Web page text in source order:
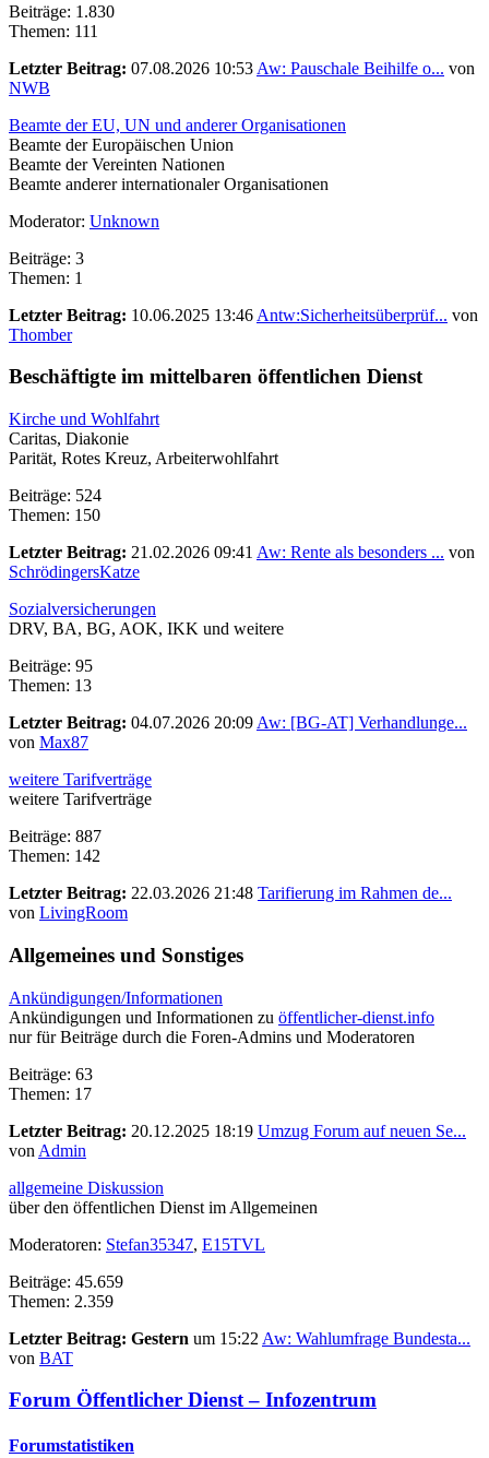
Beiträge: 1.830
Themen: 111
Letzter Beitrag: 07.08.2026 10:53 Aw: Pauschale Beihilfe o... von
NWB
Beamte der EU, UN und anderer Organisationen
Beamte der Europäischen Union
Beamte der Vereinten Nationen
Beamte anderer internationaler Organisationen
Moderator: Unknown
Beiträge: 3
Themen: 1
Letzter Beitrag: 10.06.2025 13:46 Antw:Sicherheitsüberprüf... von
Thomber
Beschäftigte im mittelbaren öffentlichen Dienst
Kirche und Wohlfahrt
Caritas, Diakonie
Parität, Rotes Kreuz, Arbeiterwohlfahrt
Beiträge: 524
Themen: 150
Letzter Beitrag: 21.02.2026 09:41 Aw: Rente als besonders ... von
SchrödingersKatze
Sozialversicherungen
DRV, BA, BG, AOK, IKK und weitere
Beiträge: 95
Themen: 13
Letzter Beitrag: 04.07.2026 20:09 Aw: [BG-AT] Verhandlunge...
von Max87
weitere Tarifverträge
weitere Tarifverträge
Beiträge: 887
Themen: 142
Letzter Beitrag: 22.03.2026 21:48 Tarifierung im Rahmen de...
von LivingRoom
Allgemeines und Sonstiges
Ankündigungen/Informationen
Ankündigungen und Informationen zu öffentlicher-dienst.info
nur für Beiträge durch die Foren-Admins und Moderatoren
Beiträge: 63
Themen: 17
Letzter Beitrag: 20.12.2025 18:19 Umzug Forum auf neuen Se...
von Admin
allgemeine Diskussion
über den öffentlichen Dienst im Allgemeinen
Moderatoren: Stefan35347, E15TVL
Beiträge: 45.659
Themen: 2.359
Letzter Beitrag: Gestern um 15:22 Aw: Wahlumfrage Bundesta...
von BAT
Forum Öffentlicher Dienst – Infozentrum
Forumstatistiken